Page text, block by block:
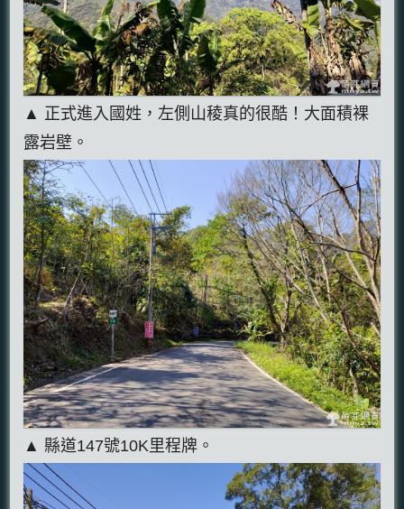
▲ 正式進入國姓，左側山稜真的很酷！大面積裸
露岩壁。
▲ 縣道147號10K里程牌。